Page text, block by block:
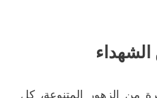
من الزهور المتنوعة، كل